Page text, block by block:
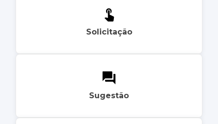
Solicitação
Sugestão